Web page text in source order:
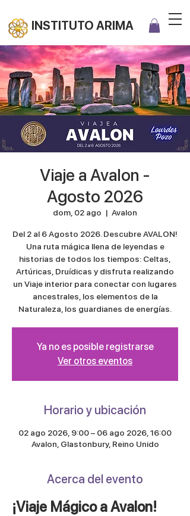
INSTITUTO ARIMA
Viaje a Avalon -
Agosto 2026
dom, 02 ago
  |
Avalon
Del 2 al 6 Agosto 2026. Descubre AVALON!
Una ruta mágica llena de leyendas e
historias de todos los tiempos: Celtas,
Artúricas, Druídicas y disfruta realizando
un Viaje interior para conectar con lugares
ancestrales, los elementos de la
Naturaleza, los guardianes de energías.
Ya no es posible registrarse
Ver otros eventos
Horario y ubicación
02 ago 2026, 9:00 – 06 ago 2026, 16:00
Avalon, Glastonbury, Reino Unido
Acerca del evento
¡Viaje Mágico a Avalon!